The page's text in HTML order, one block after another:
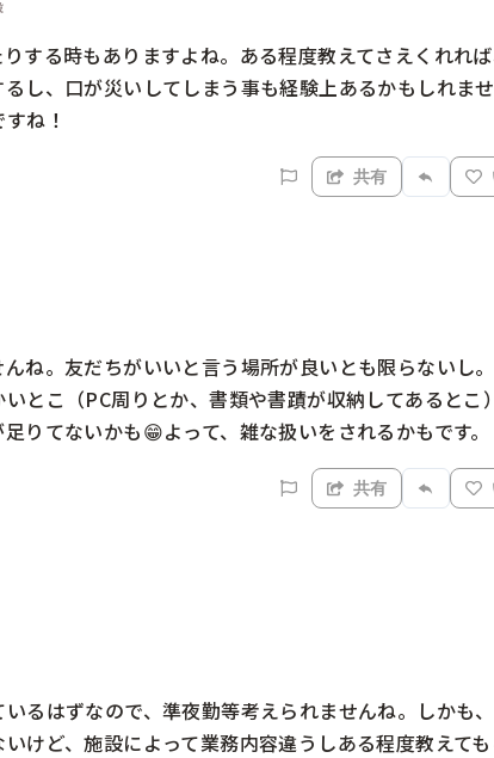
する時もありますよね。ある程度教えてさえくれれ
し、口が災いしてしまう事も経験上あるかもしれませ
ね！
共有
ね。友だちがいいと言う場所が良いとも限らないし
とこ（PC周りとか、書類や書蹟が収納してあるとこ
りてないかも😁よって、雑な扱いをされるかもです。
共有
るはずなので、準夜勤等考えられませんね。しかも
けど、施設によって業務内容違うしある程度教えて